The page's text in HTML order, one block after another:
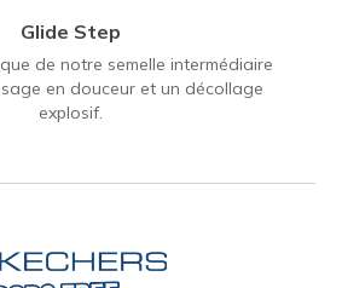
Glide Step
de notre semelle intermédiaire
en douceur et un décollage
explosif.